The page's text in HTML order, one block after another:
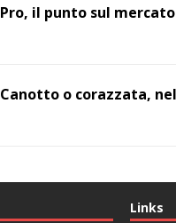
Pro, il punto sul
Canotto o corazzata,
Links